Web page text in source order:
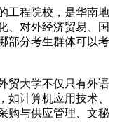
工程院校，是华南地
、对外经济贸易、国
部分考生群体可以考
大学不仅只有外语
如计算机应用技术、
购与供应管理、文秘